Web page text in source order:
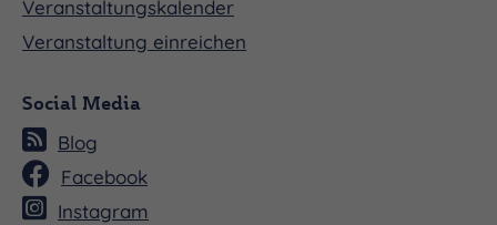
Veranstaltungskalender
Veranstaltung einreichen
Social Media
Blog
Facebook
Instagram